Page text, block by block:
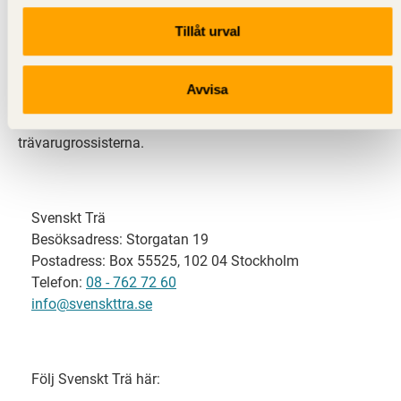
Tillåt urval
Avvisa
Svenskt Trä representerar svensk sågverksindustri
och är en del av branschorganisationen
svensk limträ-, KL-trä- och förpackningsindustri samt
trävarugrossisterna.
Svenskt Trä
Besöksadress: Storgatan 19
Postadress: Box 55525, 102 04 Stockholm
Telefon: 08 - 762 72 60
info@svenskttra.se
Följ Svenskt Trä här: